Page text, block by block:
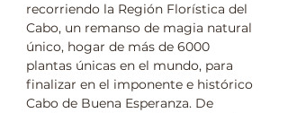
recorriendo la Región Florística del
Cabo, un remanso de magia natural
único, hogar de más de 6000
plantas únicas en el mundo, para
finalizar en el imponente e histórico
Cabo de Buena Esperanza. De